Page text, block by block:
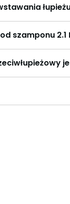
szamponu 2.1